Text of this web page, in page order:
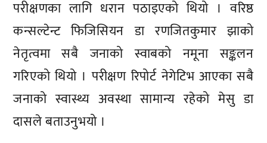
परीक्षणका लागि धरान पठाइएको थियो । वरिष्ठ
कन्सल्टेन्ट फिजिसियन डा रणजितकुमार झाको
नेतृत्वमा सबै जनाको स्वाबको नमूना सङ्कलन
गरिएको थियो । परीक्षण रिपोर्ट नेगेटिभ आएका सबै
जनाको स्वास्थ्य अवस्था सामान्य रहेको मेसु डा
दासले बताउनुभयो ।